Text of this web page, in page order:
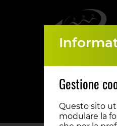
Gestione
Questo sito
modulare la